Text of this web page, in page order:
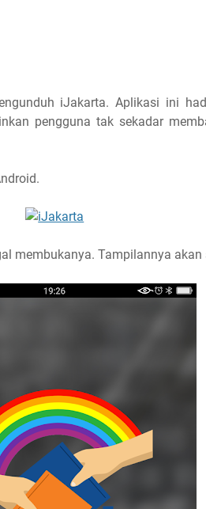
iJakarta. Aplikasi ini
pengguna tak sekadar
membukanya. Tampilannya akan